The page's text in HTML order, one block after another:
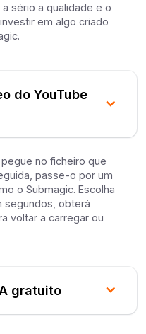
sério a qualidade e o
em algo criado
do YouTube
no ficheiro que
passe-o por um
o Submagic. Escolha
segundos, obterá
voltar a carregar ou
gratuito